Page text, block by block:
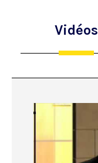
Vidéos